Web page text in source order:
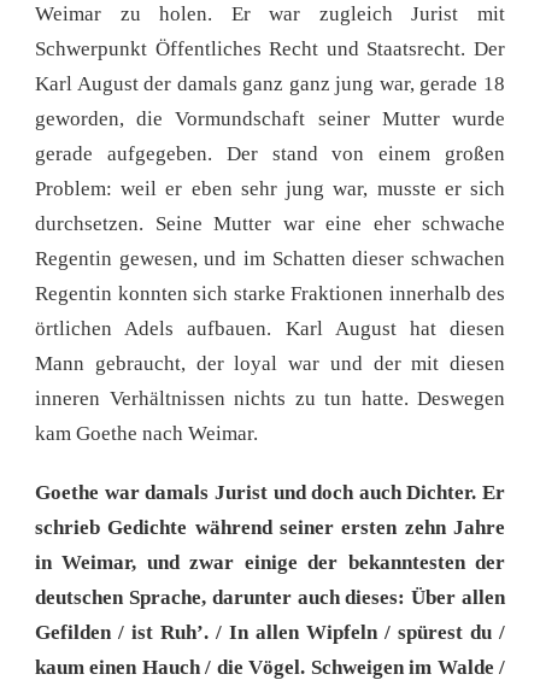
Weimar zu holen. Er war zugleich Jurist mit
Schwerpunkt Öffentliches Recht und Staatsrecht. Der
Karl August der damals ganz ganz jung war, gerade 18
geworden, die Vormundschaft seiner Mutter wurde
gerade aufgegeben. Der stand von einem großen
Problem: weil er eben sehr jung war, musste er sich
durchsetzen. Seine Mutter war eine eher schwache
Regentin gewesen, und im Schatten dieser schwachen
Regentin konnten sich starke Fraktionen innerhalb des
örtlichen Adels aufbauen. Karl August hat diesen
Mann gebraucht, der loyal war und der mit diesen
inneren Verhältnissen nichts zu tun hatte. Deswegen
kam Goethe nach Weimar.
Goethe war damals Jurist und doch auch Dichter. Er
schrieb Gedichte während seiner ersten zehn Jahre
in Weimar, und zwar einige der bekanntesten der
deutschen Sprache, darunter auch dieses: Über allen
Gefilden / ist Ruh’. / In allen Wipfeln / spürest du /
kaum einen Hauch / die Vögel. Schweigen im Walde /